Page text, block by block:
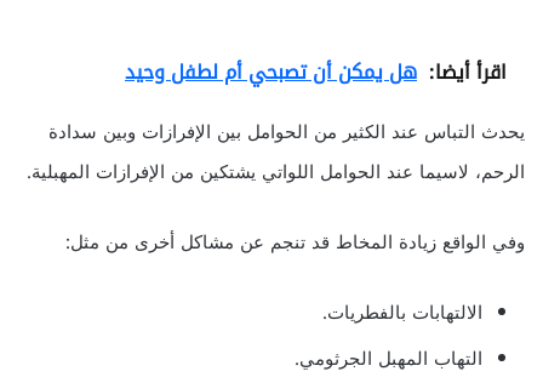
اقرأ أيضا: هل يمكن أن تصبحي أم لطفل وحيد
يحدث التباس عند الكثير من الحوامل بين الإفرازات وبين سدادة
الرحم، لاسيما عند الحوامل اللواتي يشتكين من الإفرازات المهبلية.
وفي الواقع زيادة المخاط قد تنجم عن مشاكل أخرى من مثل:
الالتهابات بالفطريات.
التهاب المهبل الجرثومي.